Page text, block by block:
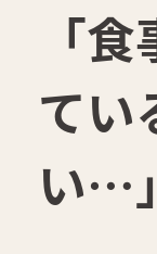
「
てい
い…」